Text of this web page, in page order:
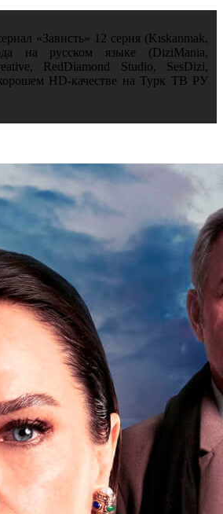
«Зависть» 12 серия (Kıskanmak,
на русском языке (DiziMania,
RedDiamond Studio, SesDizi,
HD-качестве на Турк ТВ РУ